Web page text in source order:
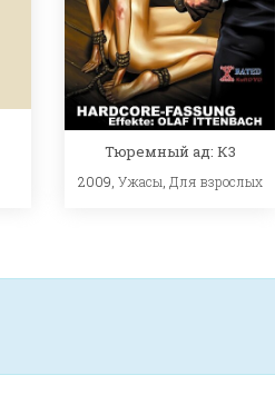
Тюремный ад: К3
2009, Ужасы Для взрослых